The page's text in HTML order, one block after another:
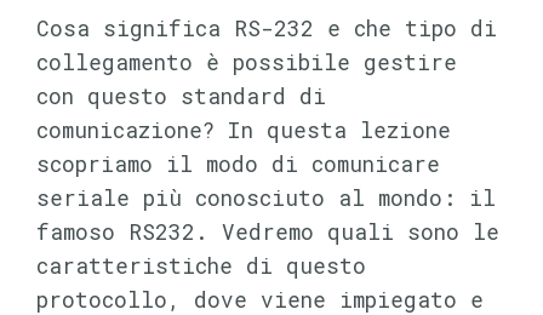
Cosa significa RS-232 e che tipo di
collegamento è possibile gestire
con questo standard di
comunicazione? In questa lezione
scopriamo il modo di comunicare
seriale più conosciuto al mondo: il
famoso RS232. Vedremo quali sono le
caratteristiche di questo
protocollo, dove viene impiegato e